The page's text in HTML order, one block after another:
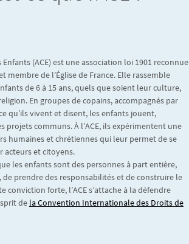
Enfants (ACE) est une association loi 1901 reconnue
membre de l’Église de France. Elle rassemble
de 6 à 15 ans, quels que soient leur culture,
En groupes de copains, accompagnés par
qu’ils vivent et disent, les enfants jouent,
projets communs. À l’ACE, ils expérimentent une
humaines et chrétiennes qui leur permet de se
acteurs et citoyens.
les enfants sont des personnes à part entière,
de prendre des responsabilités et de construire le
conviction forte, l’ACE s’attache à la défendre
de la Convention Internationale des Droits de